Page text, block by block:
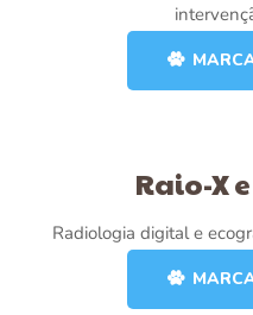
Raio-X
Radiologia digital e